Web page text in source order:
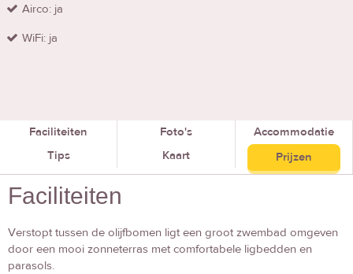
Airco: ja
WiFi: ja
Faciliteiten Foto's
Accommodatie
Tips
Kaart Prijzen
Faciliteiten
Verstopt tussen de olijfbomen ligt een groot zwembad omgeven
door een mooi zonneterras met comfortabele ligbedden en
parasols.